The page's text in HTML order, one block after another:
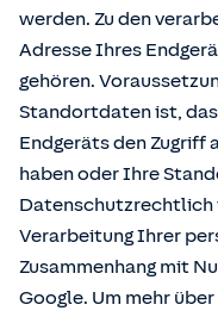
werden. Zu den
Adresse Ihres
gehören.
Standortdaten ist,
Endgeräts den Zugriff
haben oder Ihre
Verarbeitung Ihrer
Zusammenhang mit
Google. Um mehr